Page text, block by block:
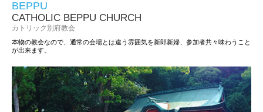
BEPPU
CATHOLIC BEPPU CHURCH
カトリック別府教会
本物の教会なので、通常の会場とは違う雰囲気を新郎新婦、参加者共々味わうこと
が出来ます。